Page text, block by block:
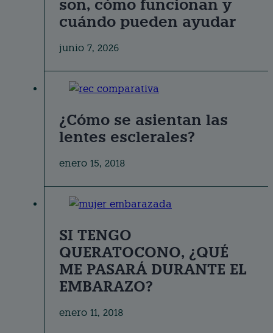
son, cómo funcionan y
cuándo pueden ayudar
junio 7, 2026
¿Cómo se asientan las
lentes esclerales?
enero 15, 2018
SI TENGO
QUERATOCONO, ¿QUÉ
ME PASARÁ DURANTE EL
EMBARAZO?
enero 11, 2018